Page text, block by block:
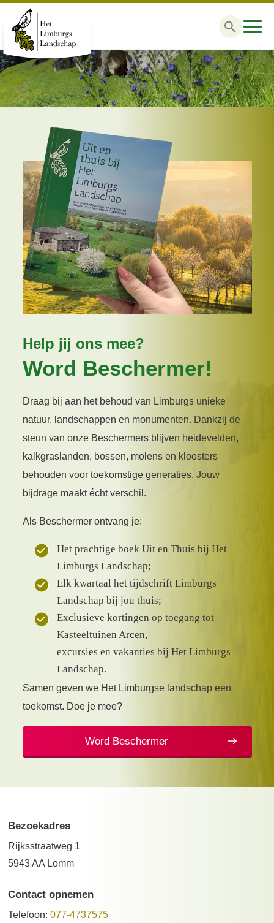
Zoek
Help jij ons mee?
Word Beschermer!
Draag bij aan het behoud van Limburgs unieke
natuur, landschappen en monumenten. Dankzij de
steun van onze Beschermers blijven heidevelden,
kalkgraslanden, bossen, molens en kloosters
behouden voor toekomstige generaties. Jouw
bijdrage maakt écht verschil.
Als Beschermer ontvang je:
Het prachtige boek Uit en Thuis bij Het
Limburgs Landschap;
Elk kwartaal het tijdschrift Limburgs
Landschap bij jou thuis;
Exclusieve kortingen op toegang tot
Kasteeltuinen Arcen,
excursies en vakanties bij Het Limburgs
Landschap.
Samen geven we Het Limburgse landschap een
toekomst. Doe je mee?
Word Beschermer
Bezoekadres
Rijksstraatweg 1
5943 AA Lomm
Contact opnemen
Telefoon: 077-4737575